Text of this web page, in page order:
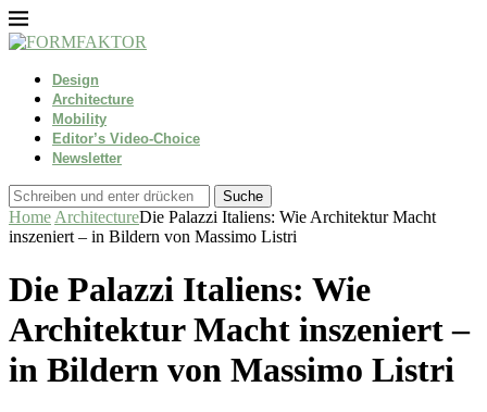
Design
Architecture
Mobility
Editor’s Video-Choice
Newsletter
Suche
Home ArchitectureDie Palazzi Italiens: Wie Architektur Macht
inszeniert – in Bildern von Massimo Listri
Die Palazzi Italiens: Wie
Architektur Macht inszeniert –
in Bildern von Massimo Listri